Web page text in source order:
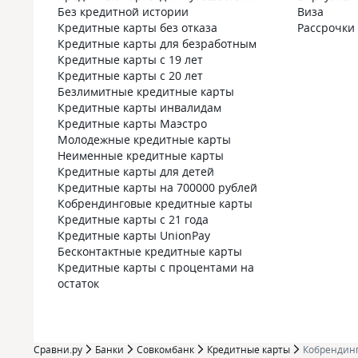
нужен
объективно
на
рынке
Без кредитной истории
Кредитные карты без отказа
Кредитные карты для безработным
Кредитные карты с 19 лет
Кредитные карты с 20 лет
Безлимитные кредитные карты
Кредитные карты инвалидам
Кредитные карты Маэстро
Молодежные кредитные карты
Неименные кредитные карты
Кредитные карты для детей
Кредитные карты на 700000 рублей
Кобрендинговые кредитные карты
Кредитные карты с 21 года
Кредитные карты UnionPay
Бесконтактные кредитные карты
Кредитные карты с процентами на
остаток
Виза
Рассрочки
Сравни.ру Банки Совкомбанк Кредитные карты